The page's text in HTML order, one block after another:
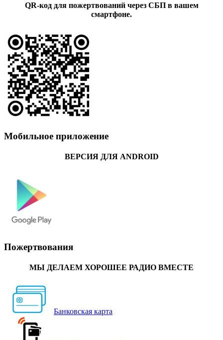
QR-код для пожертвований через СБП в вашем
смартфоне.
Мобильное приложение
ВЕРСИЯ ДЛЯ ANDROID
Пожертвования
МЫ ДЕЛАЕМ ХОРОШЕЕ РАДИО ВМЕСТЕ
Банковская карта